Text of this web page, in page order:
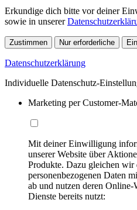
Erkundige dich bitte vor deiner
sowie in unserer
Zustimmen Nur erforderliche
Datenschutzerklärung
Individuelle Datenschutz-
Marketing per Customer-
Mit deiner Einwilligung
unserer Website über
Produkte. Dazu gleichen wir
personenbezogenen Daten
ab und nutzen deren Online-
Dienste bereits nutzt: